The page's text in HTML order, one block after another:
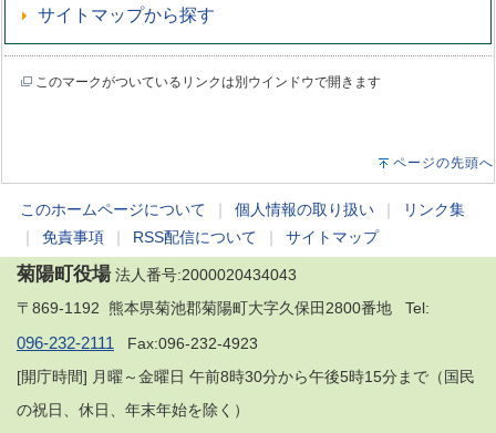
サイトマップから探す
このマークがついているリンクは別ウインドウで開きます
ページの先頭へ
このホームページについて 個人情報の取り扱い
リンク集
免責事項 RSS配信について サイトマップ
菊陽町役場法人番号:2000020434043
〒869-1192 熊本県菊池郡菊陽町大字久保田2800番地 Tel:
096-232-2111 Fax:096-232-4923
[開庁時間] 月曜～金曜日 午前8時30分から午後5時15分まで（国民
の祝日、休日、年末年始を除く）